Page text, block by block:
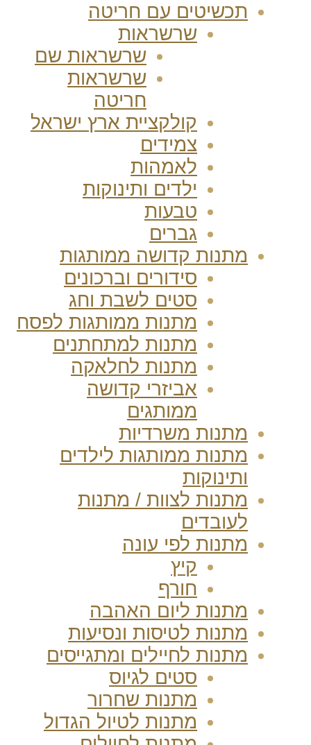
תכשיטים עם חריטה
שרשראות
שרשראות שם
שרשראות
חריטה
קולקציית ארץ ישראל
צמידים
לאמהות
ילדים ותינוקות
טבעות
גברים
מתנות קדושה ממותגות
סידורים וברכונים
סטים לשבת וחג
מתנות ממותגות לפסח
מתנות למתחתנים
מתנות לחלאקה
אביזרי קדושה
ממותגים
מתנות משרדיות
מתנות ממותגות לילדים
ותינוקות
מתנות לצוות / מתנות
לעובדים
מתנות לפי עונה
קיץ
חורף
מתנות ליום האהבה
מתנות לטיסות ונסיעות
מתנות לחיילים ומתגייסים
סטים לגיוס
מתנות שחרור
מתנות לטיול הגדול